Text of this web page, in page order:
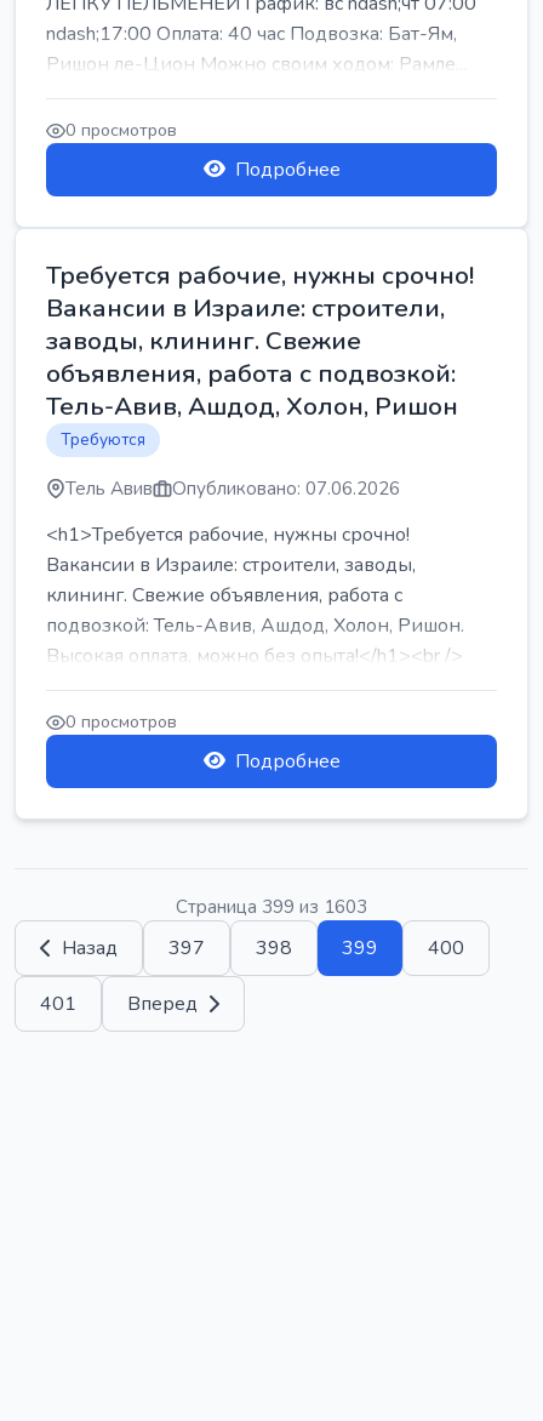
ndash;17:00 Оплата: 40 час Подвозка: Бат-Ям,
Ришон ле-Цион Можно своим ходом: Рамле...
0 просмотров
Подробнее
Требуется рабочие, нужны срочно!
Вакансии в Израиле: строители,
заводы, клининг. Свежие
объявления, работа с подвозкой:
Тель-Авив, Ашдод, Холон, Ришон
Требуются
Тель Авив Опубликовано: 07.06.2026
<h1>Требуется рабочие, нужны срочно!
Вакансии в Израиле: строители, заводы,
клининг. Свежие объявления, работа с
подвозкой: Тель-Авив, Ашдод, Холон, Ришон.
Высокая оплата, можно без опыта!</h1><br />
...
0 просмотров
Подробнее
Страница 399 из 1603
Назад 397 398 399 400
401 Вперед